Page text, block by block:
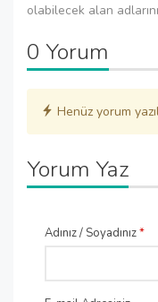
olabilecek alan
0 Yorum
Henüz yorum
Yorum Yaz
Adınız / Soyadınız*